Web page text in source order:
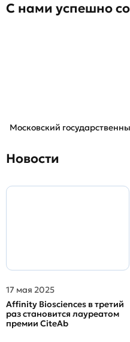
С нами успешно
Московский
Новости
17 мая 2025
Affinity Biosciences в третий
раз становится лауреатом
премии CiteAb